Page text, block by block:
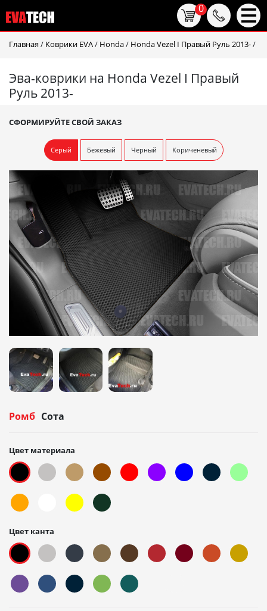
Главная / Коврики EVA/ Honda/ Honda Vezel I Правый Руль 2013-/
Эва-коврики на Honda Vezel I Правый
Руль 2013-
СФОРМИРУЙТЕ СВОЙ ЗАКАЗ
Серый Бежевый Черный Кориченевый
Ромб Сота
Цвет материала
Цвет канта
0